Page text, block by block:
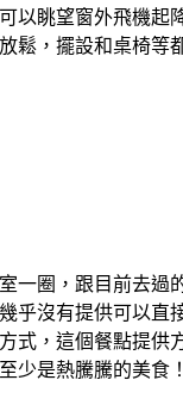
以眺望窗外飛機起
鬆，擺設和桌椅等
一圈，跟目前去過
乎沒有提供可以直
式，這個餐點提供
少是熱騰騰的美食！